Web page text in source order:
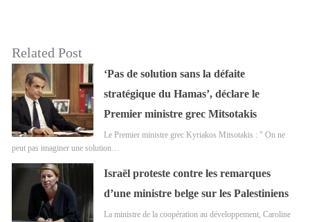
Related Post
‘Pas de solution sans la défaite
stratégique du Hamas’, déclare le
Premier ministre grec Mitsotakis
Le Premier ministre grec Kyriakos Mitsotakis : " On ne
peut pas imaginer une solution…
Israël proteste contre les remarques
d’une ministre belge sur les Palestiniens
La ministre de la coopération au développement, Caroline